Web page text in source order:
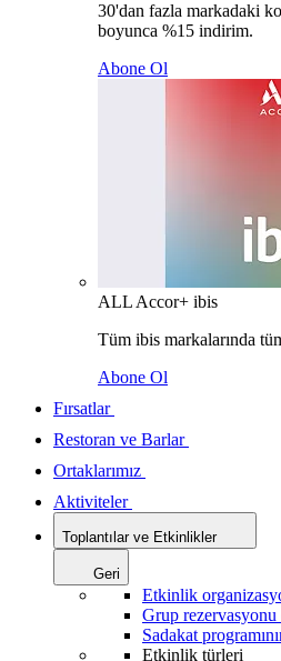
30'dan fazla markadaki
boyunca %15 indirim.
Abone Ol
ALL Accor+ ibis
Tüm ibis markalarında
Abone Ol
Fırsatlar
Restoran ve Barlar
Ortaklarımız
Aktiviteler
Toplantılar ve Etkinlikler
Geri
Etkinlik
Grup
Sadakat
Etkinlik türleri